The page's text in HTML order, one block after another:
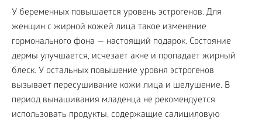
У беременных повышается уровень эстрогенов. Для
женщин с жирной кожей лица такое изменение
гормонального фона — настоящий подарок. Состояние
дермы улучшается, исчезает акне и пропадает жирный
блеск. У остальных повышение уровня эстрогенов
вызывает пересушивание кожи лица и шелушение. В
период вынашивания младенца не рекомендуется
использовать продукты, содержащие салициловую